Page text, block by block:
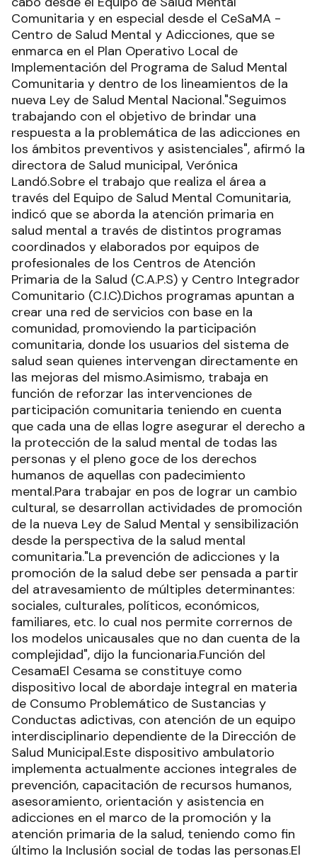
Comunitaria y en especial desde el CeSaMA -
Centro de Salud Mental y Adicciones, que se
enmarca en el Plan Operativo Local de
Implementación del Programa de Salud Mental
Comunitaria y dentro de los lineamientos de la
nueva Ley de Salud Mental Nacional."Seguimos
trabajando con el objetivo de brindar una
respuesta a la problemática de las adicciones en
los ámbitos preventivos y asistenciales", afirmó la
directora de Salud municipal, Verónica
Landó.Sobre el trabajo que realiza el área a
través del Equipo de Salud Mental Comunitaria,
indicó que se aborda la atención primaria en
salud mental a través de distintos programas
coordinados y elaborados por equipos de
profesionales de los Centros de Atención
Primaria de la Salud (C.A.P.S) y Centro Integrador
Comunitario (C.I.C).Dichos programas apuntan a
crear una red de servicios con base en la
comunidad, promoviendo la participación
comunitaria, donde los usuarios del sistema de
salud sean quienes intervengan directamente en
las mejoras del mismo.Asimismo, trabaja en
función de reforzar las intervenciones de
participación comunitaria teniendo en cuenta
que cada una de ellas logre asegurar el derecho a
la protección de la salud mental de todas las
personas y el pleno goce de los derechos
humanos de aquellas con padecimiento
mental.Para trabajar en pos de lograr un cambio
cultural, se desarrollan actividades de promoción
de la nueva Ley de Salud Mental y sensibilización
desde la perspectiva de la salud mental
comunitaria."La prevención de adicciones y la
promoción de la salud debe ser pensada a partir
del atravesamiento de múltiples determinantes:
sociales, culturales, políticos, económicos,
familiares, etc. lo cual nos permite corrernos de
los modelos unicausales que no dan cuenta de la
complejidad", dijo la funcionaria.Función del
CesamaEl Cesama se constituye como
dispositivo local de abordaje integral en materia
de Consumo Problemático de Sustancias y
Conductas adictivas, con atención de un equipo
interdisciplinario dependiente de la Dirección de
Salud Municipal.Este dispositivo ambulatorio
implementa actualmente acciones integrales de
prevención, capacitación de recursos humanos,
asesoramiento, orientación y asistencia en
adicciones en el marco de la promoción y la
atención primaria de la salud, teniendo como fin
último la Inclusión social de todas las personas.El